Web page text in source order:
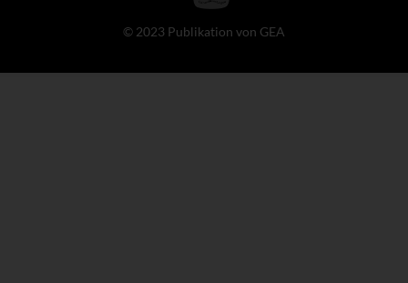
© 2023 Publikation von GEA